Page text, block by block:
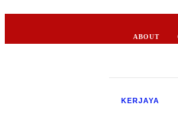
ABOUT
KERJAYA